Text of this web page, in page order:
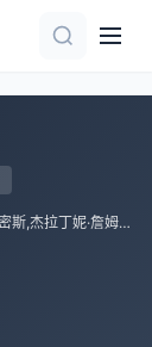
迈克尔·索恰,谢里丹·史密斯,杰拉丁妮·詹姆斯,肖恩·梅森,路易斯·埃默里克,巴里·斯隆,奥索利亚·茱莉娅·帕普,莫娜·古德温,Eileen O&amp;#039;Brien,Max Ainsworth,Sophie Mensah,Anton Bibby,Gemma Barraclough,Sue Jenkins,Rose McDermott